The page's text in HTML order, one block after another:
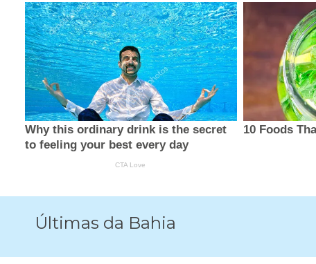
Últimas da Bahia